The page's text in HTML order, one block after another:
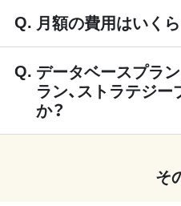
月額の費用はいく
データベースプラ
ラン、ストラテジ
か？
そ